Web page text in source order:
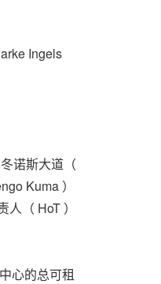
Ingels
诺斯大道（
Kuma ）
（ HoT ）
心的总可租